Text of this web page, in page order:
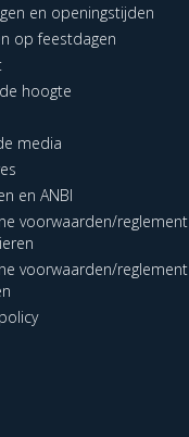
en openingstijden
op feestdagen
hoogte
media
en ANBI
voorwaarden/reglement
voorwaarden/reglement